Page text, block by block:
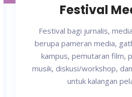
Festival
Festival bagi jurnalis,
berupa pameran media,
kampus, pemutaran film,
musik, diskusi/workshop,
untuk kalangan